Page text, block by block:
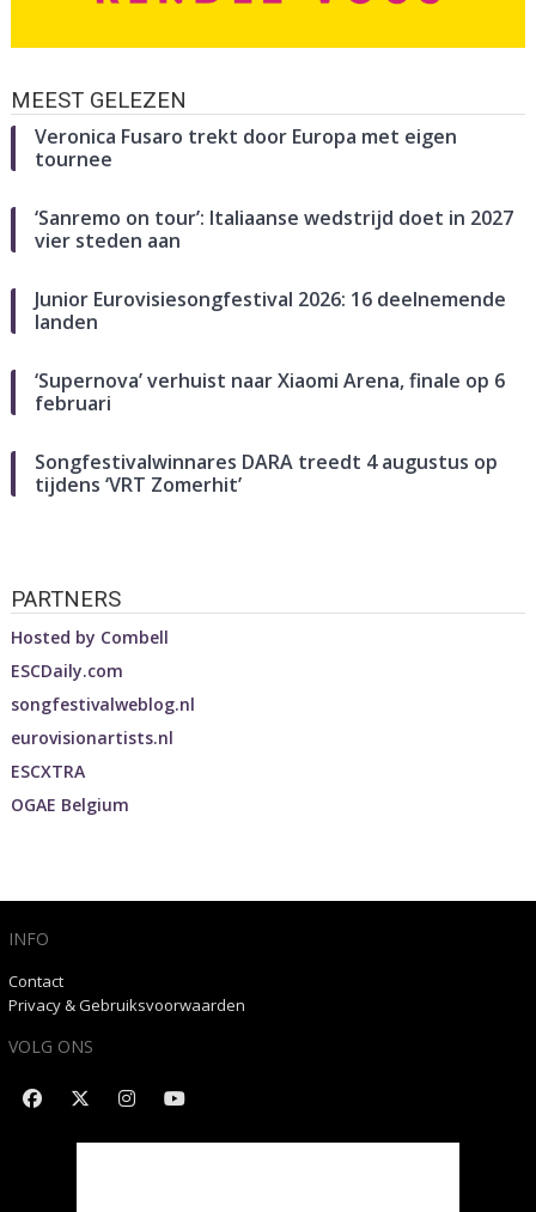
MEEST GELEZEN
Veronica Fusaro trekt door Europa met eigen
tournee
‘Sanremo on tour’: Italiaanse wedstrijd doet in 2027
vier steden aan
Junior Eurovisiesongfestival 2026: 16 deelnemende
landen
‘Supernova’ verhuist naar Xiaomi Arena, finale op 6
februari
Songfestivalwinnares DARA treedt 4 augustus op
tijdens ‘VRT Zomerhit’
PARTNERS
Hosted by Combell
ESCDaily.com
songfestivalweblog.nl
eurovisionartists.nl
ESCXTRA
OGAE Belgium
INFO
Contact
Privacy & Gebruiksvoorwaarden
VOLG ONS